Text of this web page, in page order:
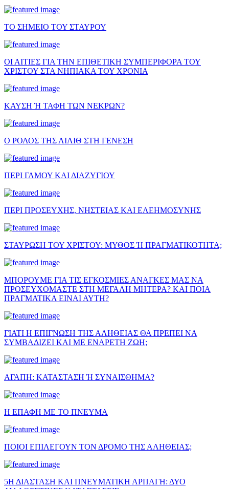
ΤΟ ΣΗΜΕΙΟ ΤΟΥ ΣΤΑΥΡΟΥ
ΟΙ ΑΙΤΙΕΣ ΓΙΑ ΤΗΝ ΕΠΙΘΕΤΙΚΗ ΣΥΜΠΕΡΙΦΟΡΑ ΤΟΥ
ΧΡΙΣΤΟΥ ΣΤΑ ΝΗΠΙΑΚΑ ΤΟΥ ΧΡΟΝΙΑ
ΚΑΥΣΗ Ή ΤΑΦΗ ΤΩΝ ΝΕΚΡΩΝ?
Ο ΡΟΛΟΣ ΤΗΣ ΛΙΛΙΘ ΣΤΗ ΓΕΝΕΣΗ
ΠΕΡΙ ΓΑΜΟΥ ΚΑΙ ΔΙΑΖΥΓΙΟΥ
ΠΕΡΙ ΠΡΟΣΕΥΧΗΣ, ΝΗΣΤΕΙΑΣ ΚΑΙ ΕΛΕΗΜΟΣΥΝΗΣ
ΣΤΑΥΡΩΣΗ ΤΟΥ ΧΡΙΣΤΟΥ: ΜΥΘΟΣ Ή ΠΡΑΓΜΑΤΙΚΟΤΗΤΑ;
ΜΠΟΡΟΥΜΕ ΓΙΑ ΤΙΣ ΕΓΚΟΣΜΙΕΣ ΑΝΑΓΚΕΣ ΜΑΣ ΝΑ
ΠΡΟΣΕΥΧΟΜΑΣΤΕ ΣΤΗ ΜΕΓΑΛΗ ΜΗΤΕΡΑ? ΚΑΙ ΠΟΙΑ
ΠΡΑΓΜΑΤΙΚΑ ΕΙΝΑΙ ΑΥΤΗ?
ΓΙΑΤΙ Η ΕΠΙΓΝΩΣΗ ΤΗΣ ΑΛΗΘΕΙΑΣ ΘΑ ΠΡΕΠΕΙ ΝΑ
ΣΥΜΒΑΔΙΖΕΙ ΚΑΙ ΜΕ ΕΝΑΡΕΤΗ ΖΩΗ;
ΑΓΑΠΗ: ΚΑΤΑΣΤΑΣΗ Ή ΣΥΝΑΙΣΘΗΜΑ?
Η ΕΠΑΦΗ ΜΕ ΤΟ ΠΝΕΥΜΑ
ΠΟΙΟΙ ΕΠΙΛΕΓΟΥΝ ΤΟΝ ΔΡΟΜΟ ΤΗΣ ΑΛΗΘΕΙΑΣ;
5Η ΔΙΑΣΤΑΣΗ ΚΑΙ ΠΝΕΥΜΑΤΙΚΗ ΑΡΠΑΓΗ: ΔΥΟ